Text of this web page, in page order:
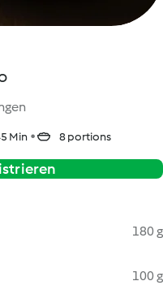
Min 8 portions
180 g
100 g